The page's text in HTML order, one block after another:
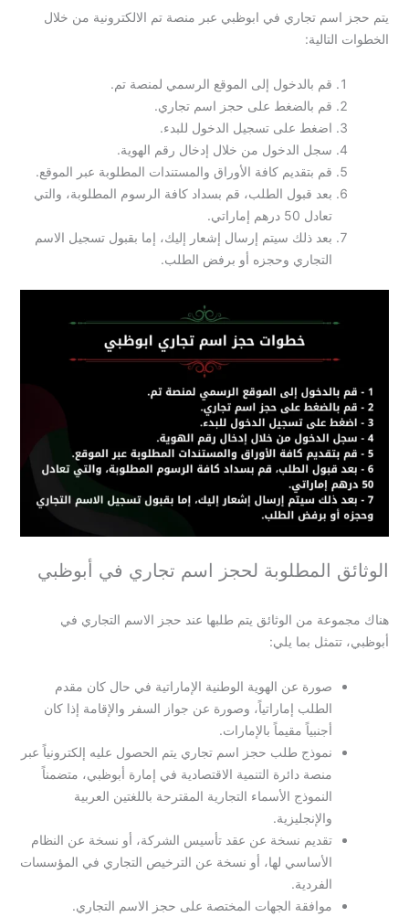
يتم حجز اسم تجاري في ابوظبي عبر منصة تم الالكترونية من خلال
الخطوات التالية:
قم بالدخول إلى الموقع الرسمي لمنصة تم.
قم بالضغط على حجز اسم تجاري.
اضغط على تسجيل الدخول للبدء.
سجل الدخول من خلال إدخال رقم الهوية.
قم بتقديم كافة الأوراق والمستندات المطلوبة عبر الموقع.
بعد قبول الطلب، قم بسداد كافة الرسوم المطلوبة، والتي
تعادل 50 درهم إماراتي.
بعد ذلك سيتم إرسال إشعار إليك، إما بقبول تسجيل الاسم
التجاري وحجزه أو برفض الطلب.
الوثائق المطلوبة لحجز اسم تجاري في أبوظبي
هناك مجموعة من الوثائق يتم طلبها عند حجز الاسم التجاري في
أبوظبي، تتمثل بما يلي:
صورة عن الهوية الوطنية الإماراتية في حال كان مقدم
الطلب إماراتياً، وصورة عن جواز السفر والإقامة إذا كان
أجنبياً مقيماً بالإمارات.
نموذج طلب حجز اسم تجاري يتم الحصول عليه إلكترونياً عبر
منصة دائرة التنمية الاقتصادية في إمارة أبوظبي، متضمناً
النموذج الأسماء التجارية المقترحة باللغتين العربية
والإنجليزية.
تقديم نسخة عن عقد تأسيس الشركة، أو نسخة عن النظام
الأساسي لها، أو نسخة عن الترخيص التجاري في المؤسسات
الفردية.
موافقة الجهات المختصة على حجز الاسم التجاري.